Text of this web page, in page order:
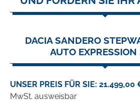
DACIA SANDERO
AUTO EXPRESSION
UNSER PREIS FÜR SIE: 21.499,00
MwSt. ausweisbar